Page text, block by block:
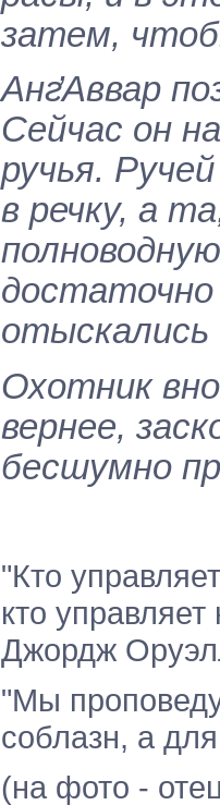
затем,
Анг̕Аввар
Сейчас он
ручья.
в речку, а
отыскались
Охотник
вернее,
бесшумно
"Кто
кто
Джордж
"Мы
соблазн, а
(на фото -